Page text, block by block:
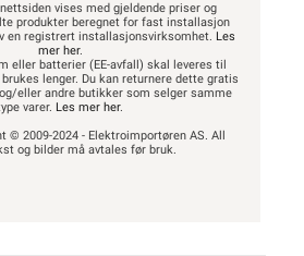
vises med gjeldende priser og
produkter beregnet for fast installasjon
en registrert installasjonsvirksomhet. Les
mer her.
eller batterier (EE-avfall) skal leveres til
lenger. Du kan returnere dette gratis
eller andre butikker som selger samme
varer. Les mer her.
© 2009-2024 - Elektroimportøren AS. All
og bilder må avtales før bruk.